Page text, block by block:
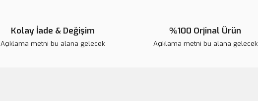
Kolay İade & Değişim
Açıklama metni bu alana gelecek
%100 Orjinal Ürün
Açıklama metni bu alana gelecek